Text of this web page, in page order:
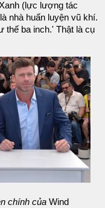
(lực lượng tác
nhà huấn luyện vũ khí.
thế ba inch.' Thật là cụ
chính của Wind